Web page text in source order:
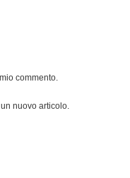
commento.
nuovo articolo.